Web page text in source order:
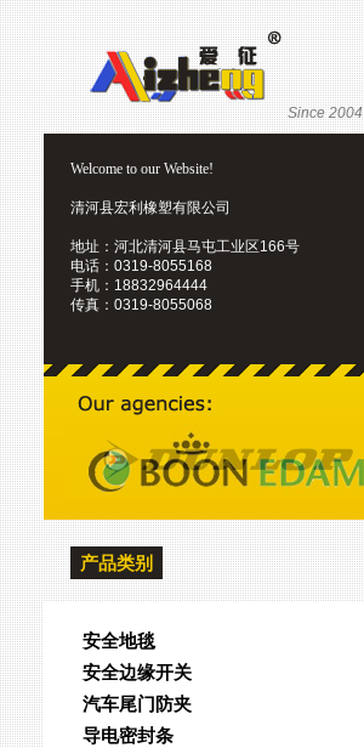
Since 2004
Welcome to our Website!
清河县宏利橡塑有限公司
地址：河北清河县马屯工业区166号
电话：0319-8055168
手机：18832964444
传真：0319-8055068
产品类别
安全地毯
安全边缘开关
汽车尾门防夹
导电密封条